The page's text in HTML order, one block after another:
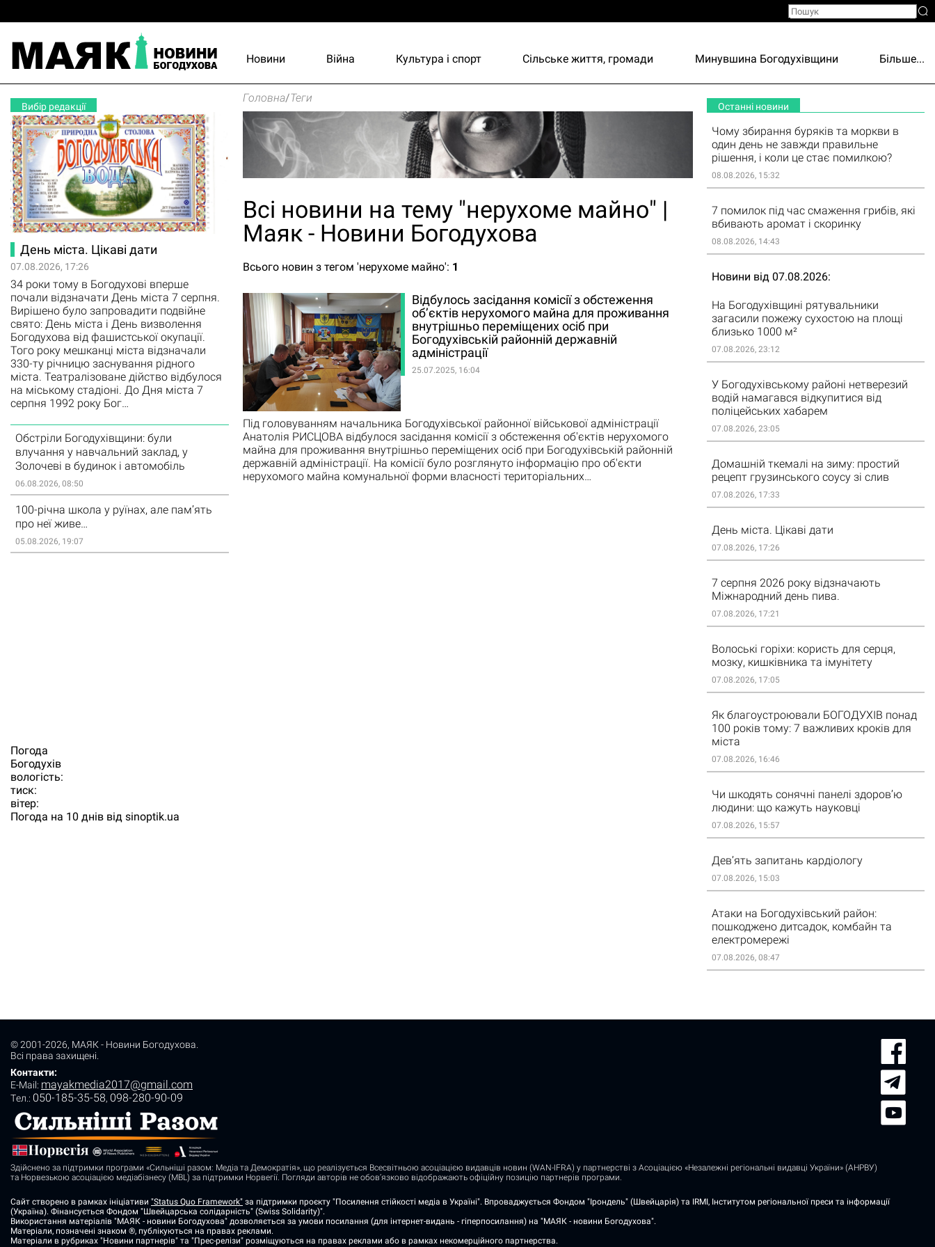
Новини Війна Культура і спорт Сільське життя, громади Минувшина Богодухівщини Більше...
Вибір редакції
День міста. Цікаві дати
07.08.2026, 17:26
34 роки тому в Богодухові вперше
почали відзначати День міста 7 серпня.
Вирішено було запровадити подвійне
свято: День міста і День визволення
Богодухова від фашистської окупації.
Того року мешканці міста відзначали
330-ту річницю заснування рідного
міста. Театралізоване дійство відбулося
на міському стадіоні. До Дня міста 7
серпня 1992 року Бог…
Обстріли Богодухівщини: були
влучання у навчальний заклад, у
Золочеві в будинок і автомобіль
06.08.2026, 08:50
100-річна школа у руїнах, але пам’ять
про неї живе…
05.08.2026, 19:07
Погода
Богодухiв
вологість:
тиск:
вітер:
Погода на 10 днів від sinoptik.ua
Головна/Теги
Всі новини на тему "нерухоме майно" |
Маяк - Новини Богодухова
Всього новин з тегом 'нерухоме майно': 1
Відбулось засідання комісії з обстеження
об’єктів нерухомого майна для проживання
внутрішньо переміщених осіб при
Богодухівській районній державній
адміністрації
25.07.2025, 16:04
Під головуванням начальника Богодухівської районної військової адміністрації
Анатолія РИСЦОВА відбулося засідання комісії з обстеження об'єктів нерухомого
майна для проживання внутрішньо переміщених осіб при Богодухівській районній
державній адміністрації. На комісії було розглянуто інформацію про об'єкти
нерухомого майна комунальної форми власності територіальних…
Останні новини
Чому збирання буряків та моркви в
один день не завжди правильне
рішення, і коли це стає помилкою?
08.08.2026, 15:32
7 помилок під час смаження грибів, які
вбивають аромат і скоринку
08.08.2026, 14:43
Новини від 07.08.2026
На Богодухівщині рятувальники
загасили пожежу сухостою на площі
близько 1000 м²
07.08.2026, 23:12
У Богодухівському районі нетверезий
водій намагався відкупитися від
поліцейських хабарем
07.08.2026, 23:05
Домашній ткемалі на зиму: простий
рецепт грузинського соусу зі слив
07.08.2026, 17:33
День міста. Цікаві дати
07.08.2026, 17:26
7 серпня 2026 року відзначають
Міжнародний день пива.
07.08.2026, 17:21
Волоські горіхи: користь для серця,
мозку, кишківника та імунітету
07.08.2026, 17:05
Як благоустроювали БОГОДУХІВ понад
100 років тому: 7 важливих кроків для
міста
07.08.2026, 16:46
Чи шкодять сонячні панелі здоров’ю
людини: що кажуть науковці
07.08.2026, 15:57
Дев’ять запитань кардіологу
07.08.2026, 15:03
Атаки на Богодухівський район:
пошкоджено дитсадок, комбайн та
електромережі
07.08.2026, 08:47
© 2001-2026, МАЯК - Новини Богодухова
Всі права захищені.
Контакти:
E-Mail: mayakmedia2017@gmail.com
Tел.: 050-185-35-58, 098-280-90-09
Здійснено за підтримки програми «Сильніші разом: Медіа та Демократія», що реалізується Всесвітньою асоціацією видавців новин (WAN-IFRA) у партнерстві з Асоціацією «Незалежні регіональні видавці України» (АНРВУ)
та Норвезькою асоціацією медіабізнесу (MBL) за підтримки Норвегії. Погляди авторів не обов’язково відображають офіційну позицію партнерів програми.
Сайт створено в рамках ініціативи "Status Quo Framework" за підтримки проєкту "Посилення стійкості медіа в Україні". Впроваджується Фондом "Ірондель" (Швейцарія) та IRMI, Інститутом регіональної преси та інформації
(Україна). Фінансується Фондом "Швейцарська солідарність" (Swiss Solidarity)".
Використання матеріалів "МАЯК - новини Богодухова" дозволяється за умови посилання (для інтернет-видань - гіперпосилання) на "МАЯК - новини Богодухова".
Матеріали, позначені знаком ®, публікуються на правах реклами.
Матеріали в рубриках "Новини партнерів" та "Прес-релізи" розміщуються на правах реклами або в рамках некомерційного партнерства.